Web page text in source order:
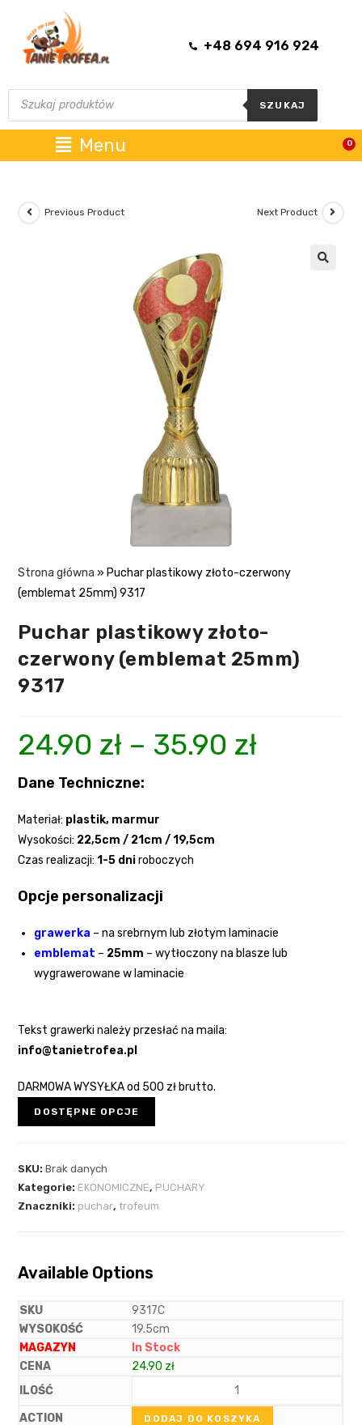
+48 694 916 924
SZUKAJ
Menu 0
Previous Product Next Product
Strona główna » Puchar plastikowy złoto-czerwony
(emblemat 25mm) 9317
Puchar plastikowy złoto-
czerwony (emblemat 25mm)
9317
24.90 zł – 35.90 zł
Dane Techniczne:
Materiał: plastik, marmur
Wysokości: 22,5cm / 21cm / 19,5cm
Czas realizacji:1-5 dniroboczych
Opcje personalizacji
grawerka – na srebrnym lub złotym laminacie
emblemat – 25mm – wytłoczony na blasze lub
wygrawerowane w laminacie
Tekst grawerki należy przesłać na maila:
info@tanietrofea.pl
DARMOWA WYSYŁKA od 500 zł brutto.
DOSTĘPNE OPCJE
SKU:Brak danych
Kategorie: EKONOMICZNE, PUCHARY
Znaczniki: puchar,trofeum
Available Options
9317C
19.5cm
In Stock
24.90 zł
DODAJ DO KOSZYKA